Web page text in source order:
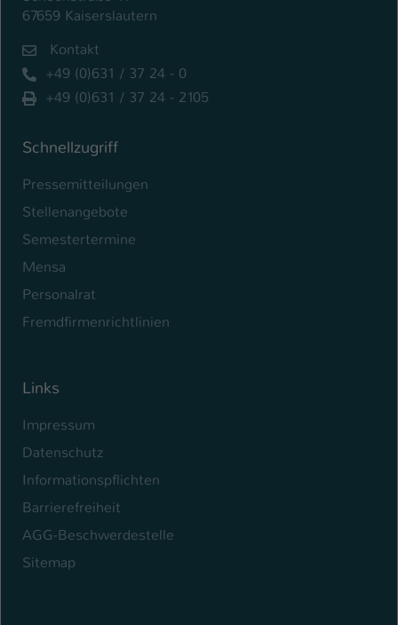
67659 Kaiserslautern
Kontakt
+49 (0)631 / 37 24 - 0
+49 (0)631 / 37 24 - 2105
Schnellzugriff
Pressemitteilungen
Stellenangebote
Semestertermine
Mensa
Personalrat
Fremdfirmenrichtlinien
Links
Impressum
Datenschutz
Informationspflichten
Barrierefreiheit
AGG-Beschwerdestelle
Sitemap